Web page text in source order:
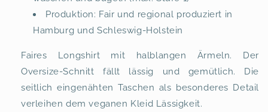
Produktion: Fair und regional produziert in
Hamburg und Schleswig-Holstein
Faires Longshirt mit halblangen Ärmeln. Der
Oversize-Schnitt fällt lässig und gemütlich. Die
seitlich eingenähten Taschen als besonderes Detail
verleihen dem veganen Kleid Lässigkeit.